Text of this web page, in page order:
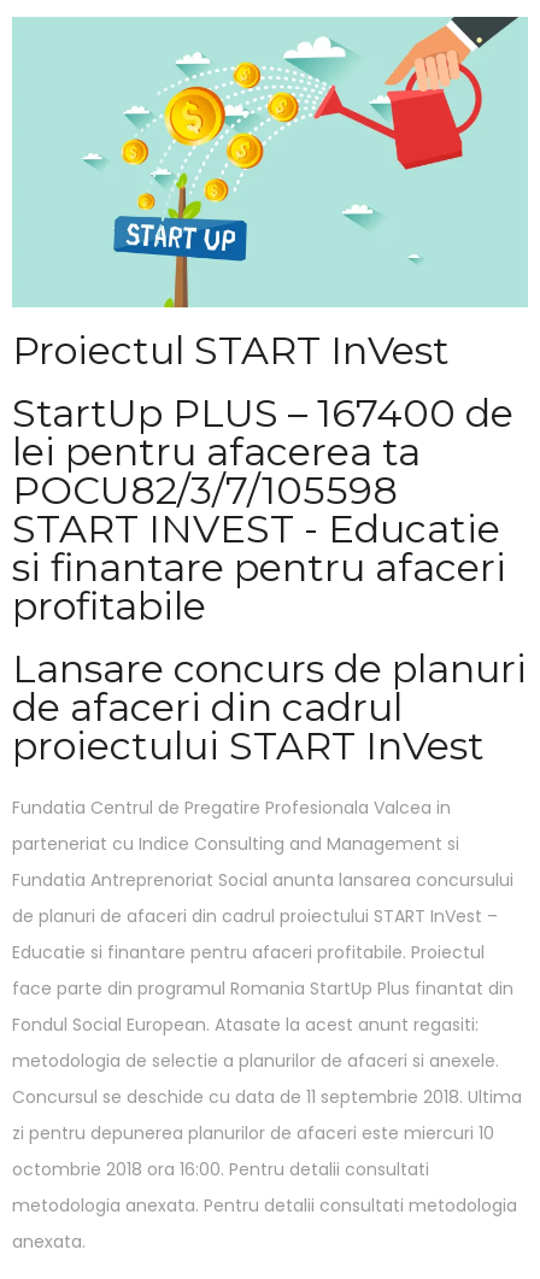
Proiectul START InVest
StartUp PLUS – 167400 de
lei pentru afacerea ta
POCU82/3/7/105598
START INVEST - Educatie
si finantare pentru afaceri
profitabile
Lansare concurs de planuri
de afaceri din cadrul
proiectului START InVest
Fundatia Centrul de Pregatire Profesionala Valcea in
parteneriat cu Indice Consulting and Management si
Fundatia Antreprenoriat Social anunta lansarea concursului
de planuri de afaceri din cadrul proiectului START InVest –
Educatie si finantare pentru afaceri profitabile. Proiectul
face parte din programul Romania StartUp Plus finantat din
Fondul Social European. Atasate la acest anunt regasiti:
metodologia de selectie a planurilor de afaceri si anexele.
Concursul se deschide cu data de 11 septembrie 2018. Ultima
zi pentru depunerea planurilor de afaceri este miercuri 10
octombrie 2018 ora 16:00. Pentru detalii consultati
metodologia anexata. Pentru detalii consultati metodologia
anexata.